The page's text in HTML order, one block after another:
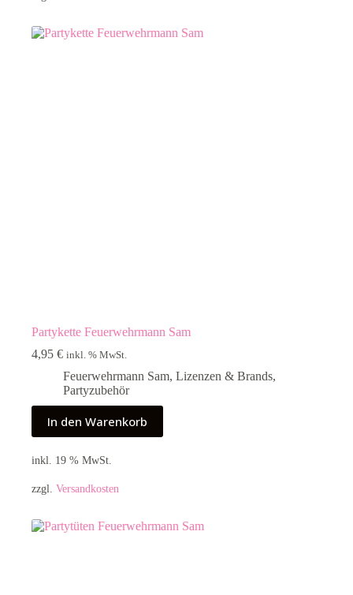
Partykette Feuerwehrmann Sam
4,95 € inkl. % MwSt.
Feuerwehrmann Sam, Lizenzen & Brands,
Partyzubehör
In den Warenkorb
inkl. 19 % MwSt.
zzgl. Versandkosten